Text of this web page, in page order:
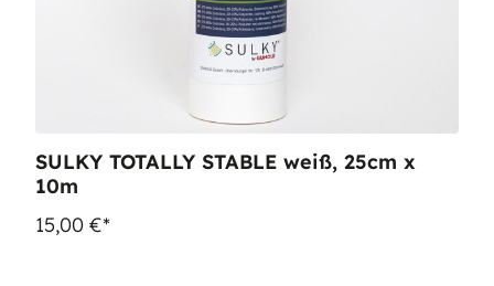
SULKY TOTALLY STABLE weiß, 25cm x
10m
15,00 €*